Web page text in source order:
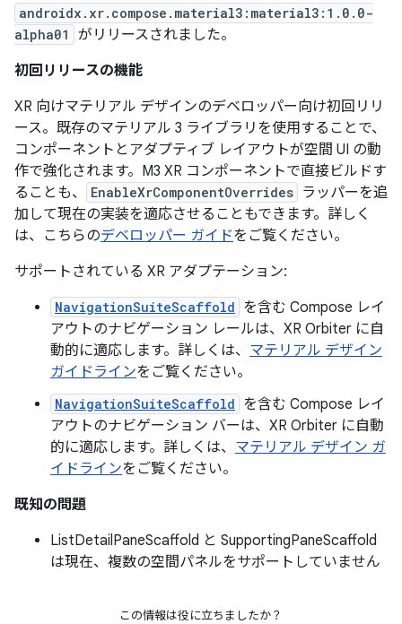
androidx.xr.compose.material3:material3:1.0.0-
alpha01
がリリースされました。
初回リリースの機能
XR 向けマテリアル デザインのデベロッパー向け初回リリ
ース。既存のマテリアル 3 ライブラリを使用することで、
コンポーネントとアダプティブ レイアウトが空間 UI の動
作で強化されます。M3 XR コンポーネントで直接ビルドす
ることも、
EnableXrComponentOverrides ラッパーを追
加して現在の実装を適応させることもできます。詳しく
は、こちらのデベロッパー ガイドをご覧ください。
サポートされている XR アダプテーション:
NavigationSuiteScaffold を含む Compose レイ
アウトのナビゲーション レールは、XR Orbiter に自
動的に適応します。詳しくは、 マテリアル デザイン
ガイドラインをご覧ください。
NavigationSuiteScaffold を含む Compose レイ
アウトのナビゲーション バーは、XR Orbiter に自動
的に適応します。詳しくは、 マテリアル デザイン ガ
イドラインをご覧ください。
既知の問題
ListDetailPaneScaffold と SupportingPaneScaffold
は現在、複数の空間パネルをサポートしていません
この情報は役に立ちましたか？